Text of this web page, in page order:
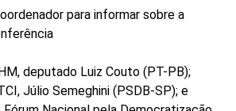
para informar sobre a
deputado Luiz Couto (PT-PB);
Júlio Semeghini (PSDB-SP); e